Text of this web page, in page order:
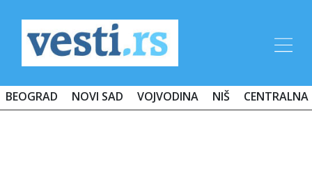
BEOGRAD NOVI SAD VOJVODINA NIŠ CENTRALNA